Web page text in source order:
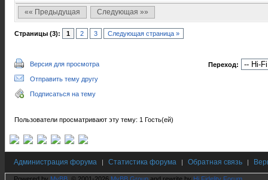
«« Предыдущая Следующая »»
Страницы (3): 1 2 3 Следующая страница »
Версия для просмотра
Отправить тему другу
Подписаться на тему
Переход:
Пользователи просматривают эту тему: 1 Гость(ей)
Администрация форума | Статистика форума | Обратная связь |